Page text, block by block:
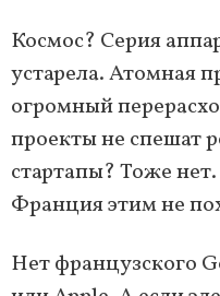
Космос? Серия
устарела. Атомная
огромный
проекты не спешат
стартапы? Тоже
Франция этим не
Нет французского